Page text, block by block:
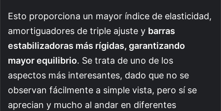
Esto proporciona un mayor índice de elasticidad,
amortiguadores de triple ajuste y barras
estabilizadoras más rígidas, garantizando
mayor equilibrio. Se trata de uno de los
aspectos más interesantes, dado que no se
observan fácilmente a simple vista, pero sí se
aprecian y mucho al andar en diferentes